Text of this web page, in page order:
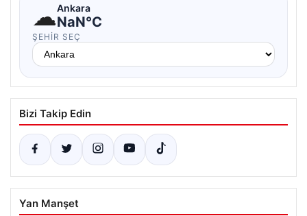
☁Ankara
NaN°C
ŞEHIR SEÇ
Bizi Takip Edin
Yan Manşet